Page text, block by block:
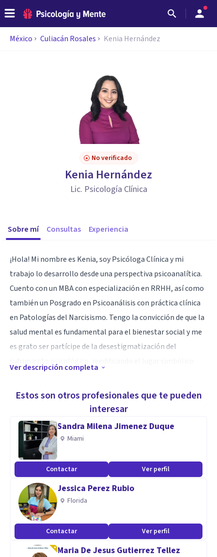
México Culiacán Rosales Kenia Hernández
No verificado
Kenia Hernández
Lic. Psicología Clínica
Sobre mí Consultas Experiencia
¡Hola! Mi nombre es Kenia, soy Psicóloga Clínica y mi
trabajo lo desarrollo desde una perspectiva psicoanalítica.
Cuento con un MBA con especialización en RRHH, así como
también un Posgrado en Psicoanálisis con práctica clínica
en Patologías del Narcisismo. Tengo la convicción de que la
salud mental es fundamental para el bienestar social y me
es grato ser partícipe de la desestigmatización del
cambiando las maneras de habitar nuestra propia
Ver descripción completa
Estos son otros profesionales que te pueden
interesar
Sandra Milena Jimenez Duque
Miami
Contactar Ver perfil
Jessica Perez Rubio
Florida
Contactar Ver perfil
Maria De Jesus Gutierrez Tellez